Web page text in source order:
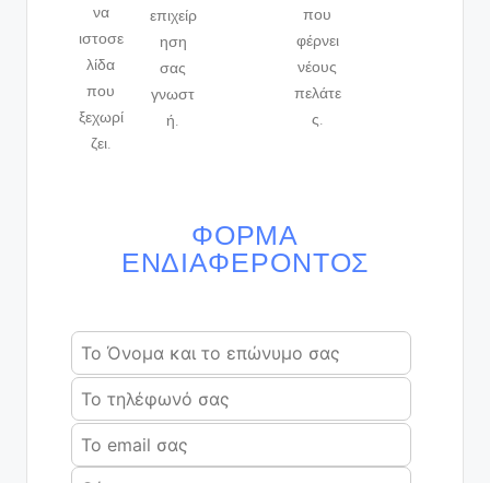
να
ιστοσε
λίδα
που
ξεχωρί
ζει.
επιχείρ
ηση
σας
γνωστ
ή.
που
φέρνει
νέους
πελάτε
ς.
ΦΌΡΜΑ
ΕΝΔΙΑΦΈΡΟΝΤΟΣ